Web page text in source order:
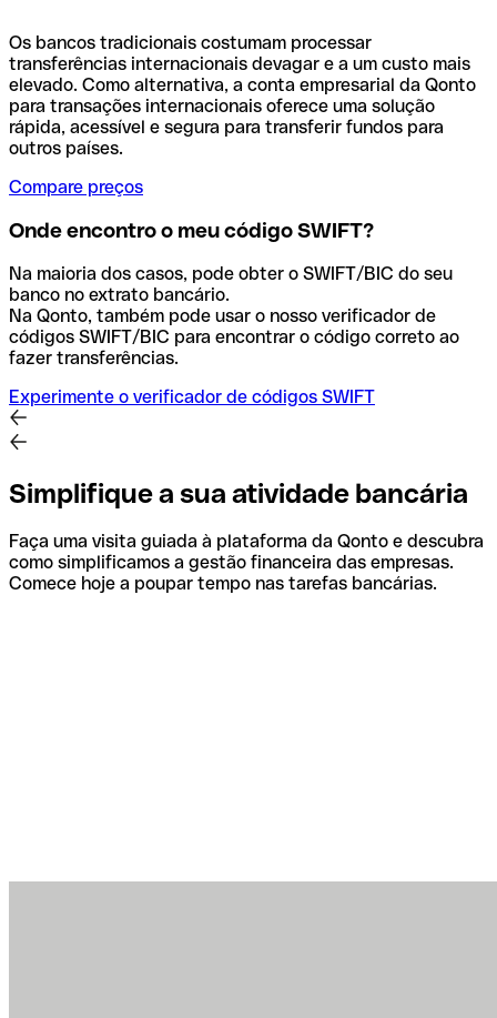
Os bancos tradicionais costumam processar
transferências internacionais devagar e a um custo mais
elevado. Como alternativa, a conta empresarial da Qonto
para transações internacionais oferece uma solução
rápida, acessível e segura para transferir fundos para
outros países.
Compare preços
Onde encontro o meu código SWIFT?
Na maioria dos casos, pode obter o SWIFT/BIC do seu
banco no extrato bancário.
Na Qonto, também pode usar o nosso verificador de
códigos SWIFT/BIC para encontrar o código correto ao
fazer transferências.
Experimente o verificador de códigos SWIFT
Simplifique a sua atividade bancária
Faça uma visita guiada à plataforma da Qonto e descubra
como simplificamos a gestão financeira das empresas.
Comece hoje a poupar tempo nas tarefas bancárias.